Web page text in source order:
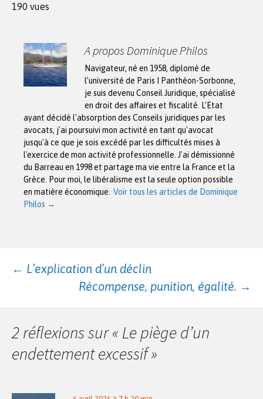
190 vues
A propos Dominique Philos
Navigateur, né en 1958, diplomé de
l’université de Paris I Panthéon-Sorbonne,
je suis devenu Conseil Juridique, spécialisé
en droit des affaires et fiscalité. L'Etat
ayant décidé l'absorption des Conseils juridiques par les
avocats, j'ai poursuivi mon activité en tant qu'avocat
jusqu'à ce que je sois excédé par les difficultés mises à
l'exercice de mon activité professionnelle. J'ai démissionné
du Barreau en 1998 et partage ma vie entre la France et la
Grèce. Pour moi, le libéralisme est la seule option possible
en matière économique. Voir tous les articles de Dominique
Philos →
Navigation
articles
← L’explication d’un déclin
Récompense, punition, égalité. →
2 réflexions sur « Le piège d’un
endettement excessif»